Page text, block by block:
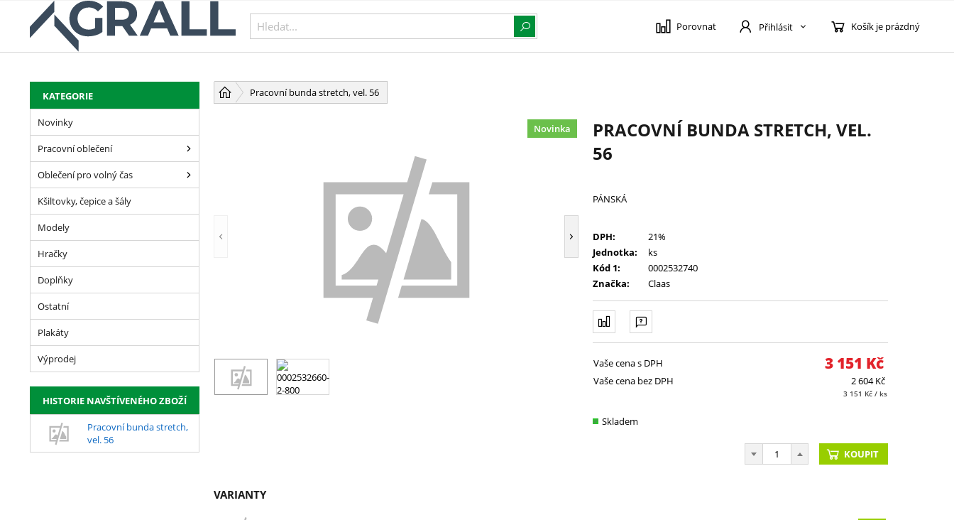
Porovnat Přihlásit Košík je prázdný
KATEGORIE
Novinky
Pracovní oblečení
Oblečení pro volný čas
Kšiltovky, čepice a šály
Modely
Hračky
Doplňky
Ostatní
Plakáty
Výprodej
HISTORIE NAVŠTÍVENÉHO ZBOŽÍ
Pracovní bunda stretch,
vel. 56
Pracovní bunda stretch, vel. 56
Novinka
PRACOVNÍ BUNDA STRETCH, VEL.
56
PÁNSKÁ
DPH:
21%
Jednotka:
ks
Kód 1:
0002532740
Značka:
Claas
Vaše cena s DPH 3 151 Kč
Vaše cena bez DPH 2 604Kč
3 151 Kč/ ks
Skladem
KOUPIT
VARIANTY